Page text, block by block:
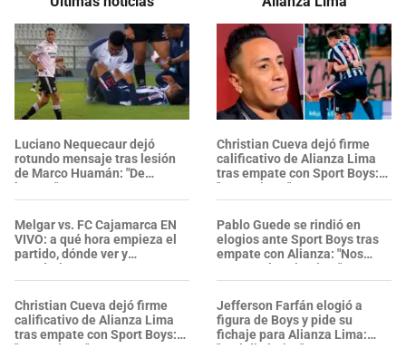
Luciano Nequecaur dejó
rotundo mensaje tras lesión
de Marco Huamán: "De
bruto..."
Melgar vs. FC Cajamarca EN
VIVO: a qué hora empieza el
partido, dónde ver y
pronóstico
Christian Cueva dejó firme
calificativo de Alianza Lima
tras empate con Sport Boys:
"Un equipo..."
Christian Cueva dejó firme
calificativo de Alianza Lima
tras empate con Sport Boys:
"Un equipo..."
Pablo Guede se rindió en
elogios ante Sport Boys tras
empate con Alianza: "Nos
cortaron los circuitos"
Jefferson Farfán elogió a
figura de Boys y pide su
fichaje para Alianza Lima:
"Qué dinámica"